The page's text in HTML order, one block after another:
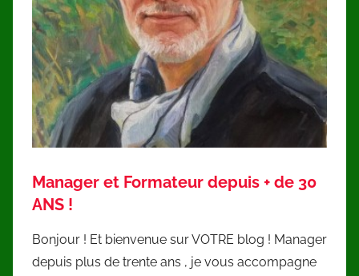
Manager et Formateur depuis + de 30
ANS !
Bonjour ! Et bienvenue sur VOTRE blog ! Manager
depuis plus de trente ans , je vous accompagne